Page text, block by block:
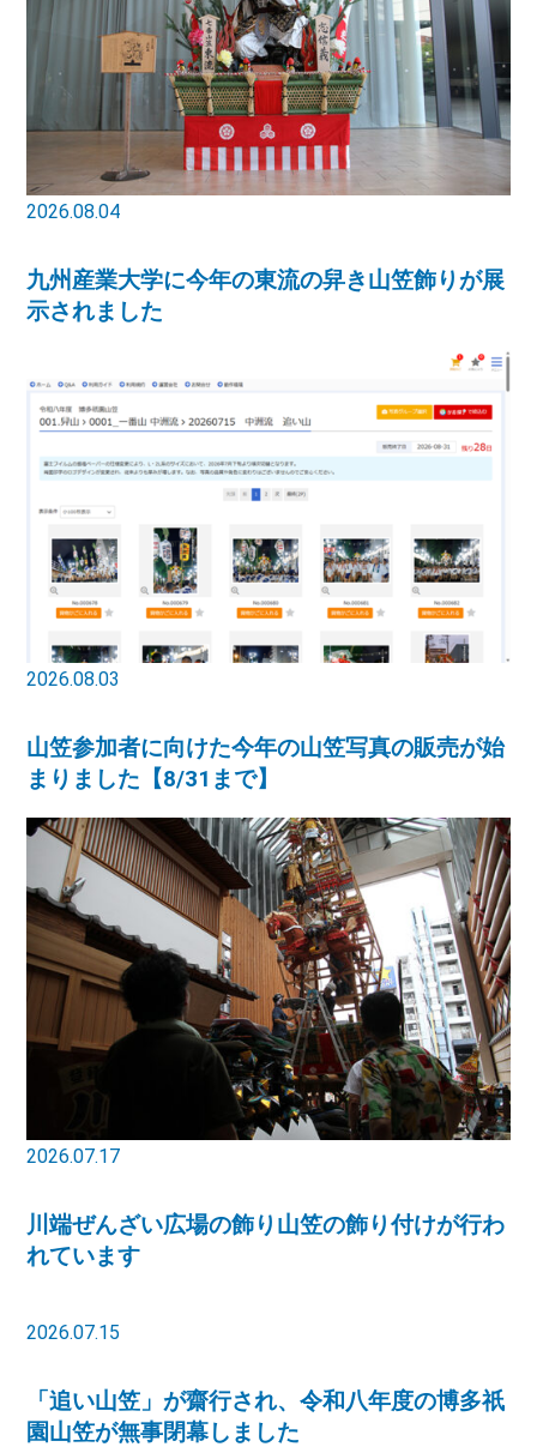
2026.08.04
九州産業大学に今年の東流の舁き山笠飾りが展
示されました
2026.08.03
山笠参加者に向けた今年の山笠写真の販売が始
まりました【8/31まで】
2026.07.17
川端ぜんざい広場の飾り山笠の飾り付けが行わ
れています
2026.07.15
「追い山笠」が齋行され、令和八年度の博多祇
園山笠が無事閉幕しました